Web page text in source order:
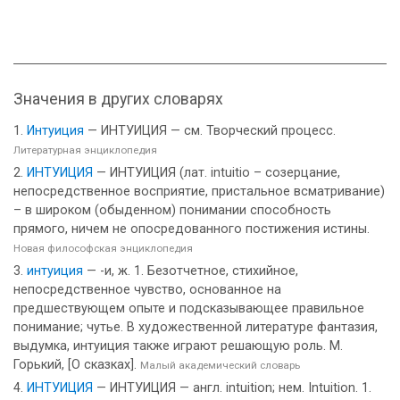
Значения в других словарях
Интуиция — ИНТУИЦИЯ — см. Творческий процесс.
Литературная энциклопедия
ИНТУИЦИЯ — ИНТУИЦИЯ (лат. intuitio – созерцание,
непосредственное восприятие, пристальное всматривание)
– в широком (обыденном) понимании способность
прямого, ничем не опосредованного постижения истины.
Новая философская энциклопедия
интуиция — -и, ж. 1. Безотчетное, стихийное,
непосредственное чувство, основанное на
предшествующем опыте и подсказывающее правильное
понимание; чутье. В художественной литературе фантазия,
выдумка, интуиция также играют решающую роль. М.
Горький, [О сказках]. Малый академический словарь
ИНТУИЦИЯ — ИНТУИЦИЯ — англ. intuition; нем. Intuition. 1.